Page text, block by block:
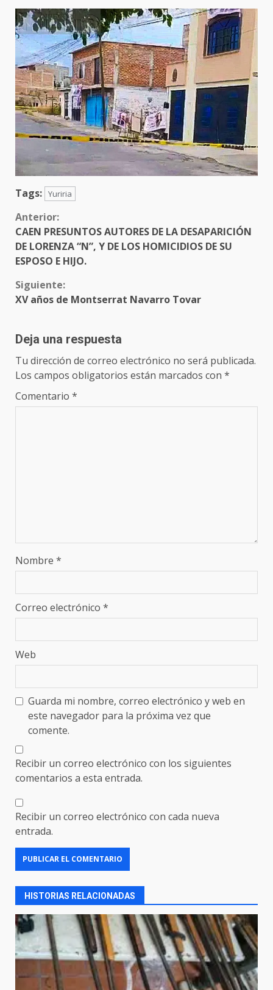
Tags: Yuriria
Sigue
leyendo
Anterior:
CAEN PRESUNTOS AUTORES DE LA DESAPARICIÓN
DE LORENZA “N”, Y DE LOS HOMICIDIOS DE SU
ESPOSO E HIJO.
Siguiente:
XV años de Montserrat Navarro Tovar
Deja una respuesta
Tu dirección de correo electrónico no será publicada.
Los campos obligatorios están marcados con *
Comentario *
Nombre *
Correo electrónico *
Web
Guarda mi nombre, correo electrónico y web en
este navegador para la próxima vez que
comente.
Recibir un correo electrónico con los siguientes
comentarios a esta entrada.
Recibir un correo electrónico con cada nueva
entrada.
HISTORIAS RELACIONADAS